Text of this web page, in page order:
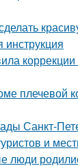
коррекции
плечевой
Санкт-
и
люди